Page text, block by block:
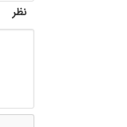
نظر